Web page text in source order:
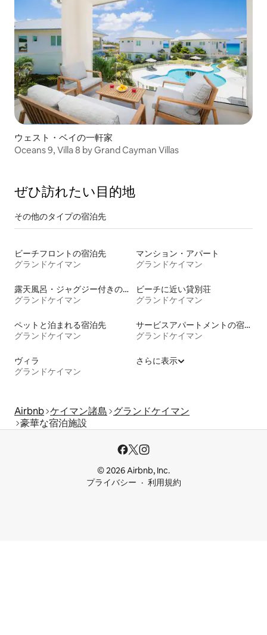
ウェスト・ベイの一軒家
Oceans 9, Villa 8 by Grand Cayman Villas
ぜひ訪⁠れ⁠た⁠い目⁠的⁠地
その他のタ⁠イ⁠プ⁠の宿⁠泊⁠先
ビーチフロントの宿泊先
グランドケイマン
マンション・アパート
グランドケイマン
露天風呂・ジャグジー付きの宿泊施設
グランドケイマン
ビーチに近い貸別荘
グランドケイマン
ペットと泊まれる宿泊先
グランドケイマン
サービスアパートメントの宿泊施設
グランドケイマン
ヴィラ
グランドケイマン
さらに表示
Airbnb ケイマン諸島 グランドケイマン
豪華な宿泊施設
© 2026 Airbnb, Inc.
プライバシー
利用規約